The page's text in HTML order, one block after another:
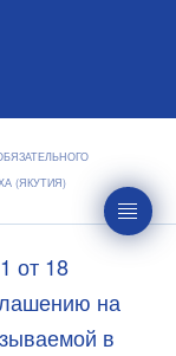
(ЯКУТИЯ)
от 18
на
в